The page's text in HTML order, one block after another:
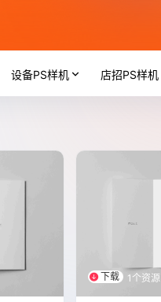
设备PS样机 店招PS样机
下载 1个资源